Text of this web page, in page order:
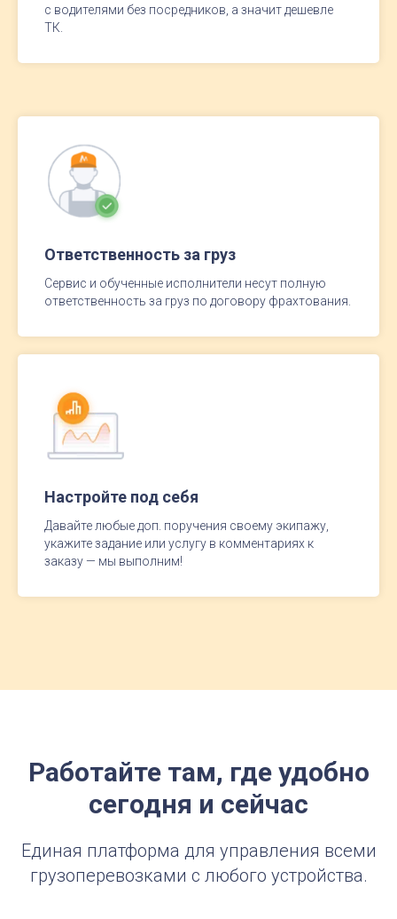
с водителями без посредников, а значит дешевле
ТК.
Ответственность за груз
Сервис и обученные исполнители несут полную
ответственность за груз по договору фрахтования.
Настройте под себя
Давайте любые доп. поручения своему экипажу,
укажите задание или услугу в комментариях к
заказу — мы выполним!
Работайте там, где удобно
сегодня и сейчас
Единая платформа для управления всеми
грузоперевозками с любого устройства.